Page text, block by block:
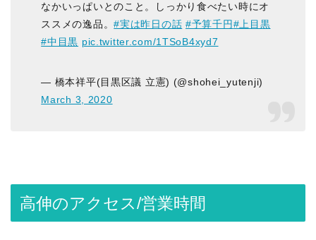
なかいっぱいとのこと。しっかり食べたい時にオ
ススメの逸品。#実は昨日の話 #予算千円#上目黒
#中目黒 pic.twitter.com/1TSoB4xyd7
— 橋本祥平(目黒区議 立憲) (@shohei_yutenji)
March 3, 2020
高伸のアクセス/営業時間